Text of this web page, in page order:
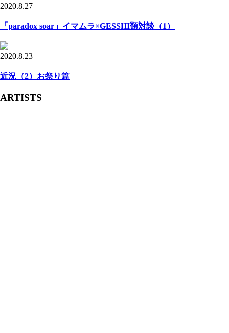
2020.8.27
「paradox soar」イマムラ×GESSHI類対談（1）
2020.8.23
近況（2）お祭り篇
ARTISTS